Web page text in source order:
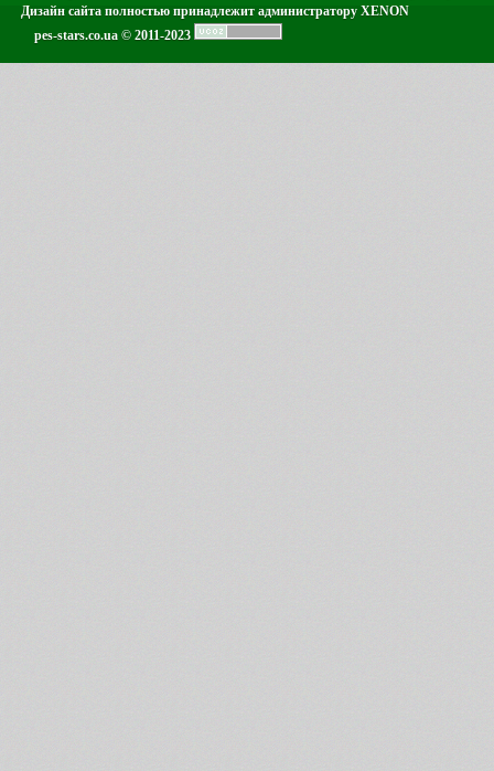
Дизайн сайта полностью принадлежит администратору XENON
pes-stars.co.ua © 2011-2023